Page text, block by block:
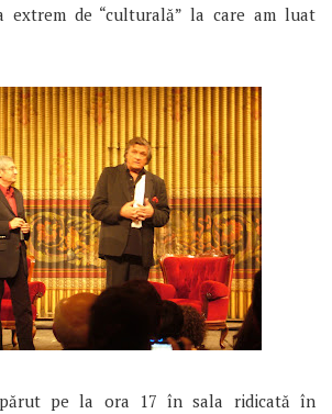
extrem de “culturală” la care am luat
pe la ora 17 în sala ridicată în